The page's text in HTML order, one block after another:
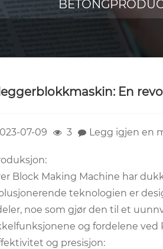
En
07-09 3 Legg igjen en
Block Making Machine har
teknologien er
noe som gjør den til et
og fordelene ved
og presisjon: